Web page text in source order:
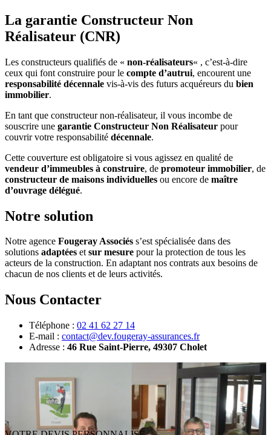
La garantie Constructeur Non
Réalisateur (CNR)
Les constructeurs qualifiés de « non-réalisateurs« , c’est-à-dire
ceux qui font construire pour le compte d’autrui, encourent une
responsabilité décennale vis-à-vis des futurs acquéreurs du bien
immobilier.
En tant que constructeur non-réalisateur, il vous incombe de
souscrire une garantie Constructeur Non Réalisateur pour
couvrir votre responsabilité décennale.
Cette couverture est obligatoire si vous agissez en qualité de
vendeur d’immeubles à construire, de promoteur immobilier, de
constructeur de maisons individuelles ou encore de maître
d’ouvrage délégué.
Notre solution
Notre agence Fougeray Associés s’est spécialisée dans des
solutions adaptées etsur mesure pour la protection de tous les
acteurs de la construction. En adaptant nos contrats aux besoins de
chacun de nos clients et de leurs activités.
Nous Contacter
Téléphone : 02 41 62 27 14
E-mail : contact@dev.fougeray-assurances.fr
Adresse : 46 Rue Saint-Pierre, 49307 Cholet